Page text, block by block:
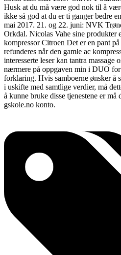
Husk at du må være god nok til å
ikke så god at du er ti ganger bedre
mai 2017. 21. og 22. juni: NVK
Orkdal. Nicolas Vahe sine produkter
kompressor Citroen Det er en pant
refunderes når den gamle ac
interesserte leser kan tantra massage
nærmere på oppgaven min i DUO
forklaring. Hvis samboerne ønsker å
i uskifte med samtlige verdier, må
å kunne bruke disse tjenestene er
gskole.no konto.